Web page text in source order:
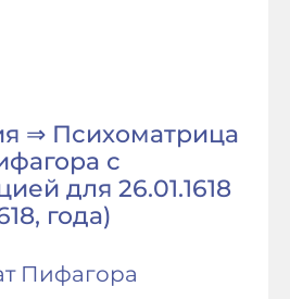
⇒ Психоматрица
с
для 26.01.1618
года)
Пифагора